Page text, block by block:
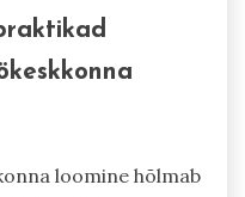
Igapäevaaja
vähendades
piiride seadmine
abi